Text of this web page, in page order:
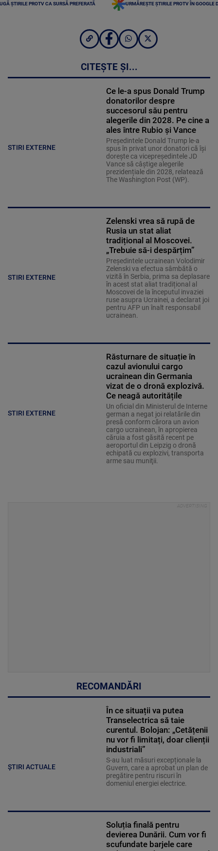
ȘTIRILE PROTV CA SURSĂ PREFERATĂ URMĂREȘTE ȘTIRILE PROTV ÎN GOOGLE
CITEȘTE ȘI...
STIRI EXTERNE
Ce le-a spus Donald Trump
donatorilor despre
succesorul său pentru
alegerile din 2028. Pe cine a
ales între Rubio și Vance
Președintele Donald Trump le-a
spus în privat unor donatori că își
dorește ca vicepreședintele JD
Vance să câștige alegerile
prezidențiale din 2028, relatează
The Washington Post (WP).
STIRI EXTERNE
Zelenski vrea să rupă de
Rusia un stat aliat
tradițional al Moscovei.
„Trebuie să-i despărțim”
Președintele ucrainean Volodimir
Zelenski va efectua sâmbătă o
vizită în Serbia, prima sa deplasare
în acest stat aliat tradițional al
Moscovei de la începutul invaziei
ruse asupra Ucrainei, a declarat joi
pentru AFP un înalt responsabil
ucrainean.
STIRI EXTERNE
Răsturnare de situație în
cazul avionului cargo
ucrainean din Germania
vizat de o dronă explozivă.
Ce neagă autoritățile
Un oficial din Ministerul de Interne
german a negat joi relatările din
presă conform cărora un avion
cargo ucrainean, în apropierea
căruia a fost găsită recent pe
aeroportul din Leipzig o dronă
echipată cu explozivi, transporta
arme sau muniţii.
RECOMANDĂRI
ȘTIRI ACTUALE
În ce situații va putea
Transelectrica să taie
curentul. Bolojan: „Cetățenii
nu vor fi limitați, doar clienții
industriali”
S-au luat măsuri excepționale la
Guvern, care a aprobat un plan de
pregătire pentru riscuri în
domeniul energiei electrice.
Soluția finală pentru
devierea Dunării. Cum vor fi
scufundate barjele care